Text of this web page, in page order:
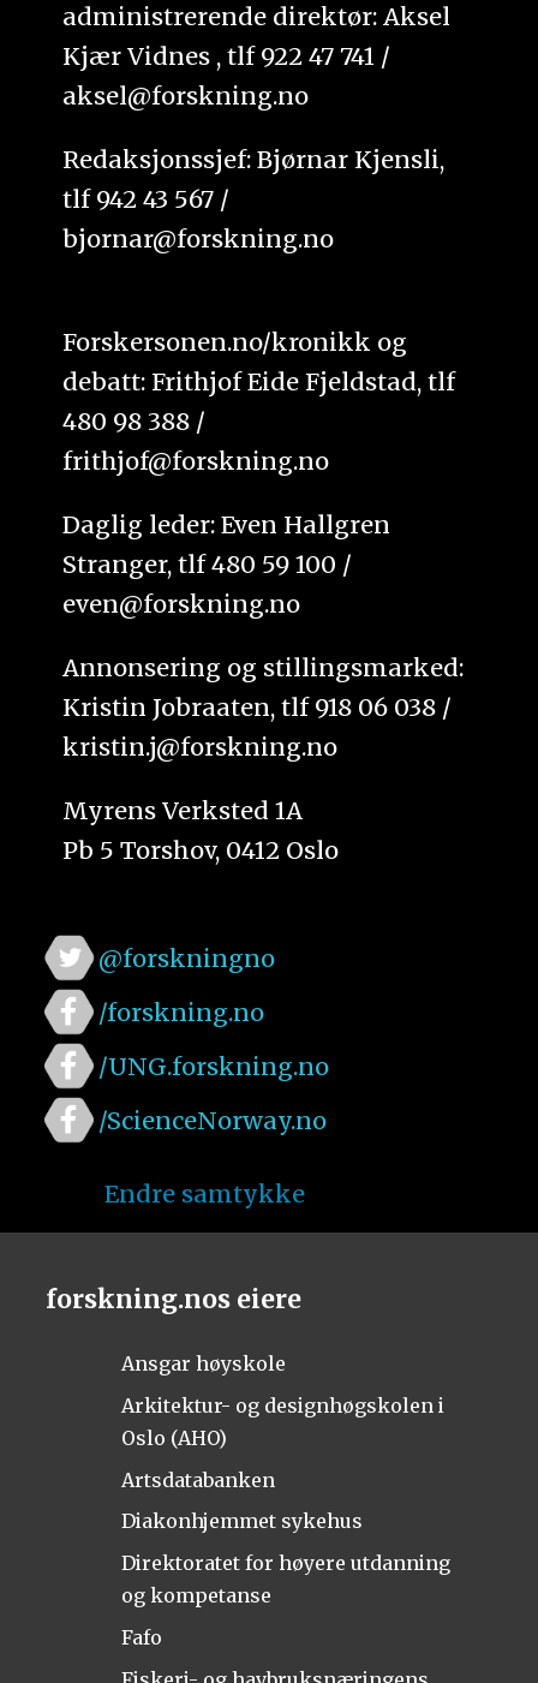
administrerende direktør: Aksel
Kjær Vidnes , tlf 922 47 741 /
aksel@forskning.no
Redaksjonssjef: Bjørnar Kjensli,
tlf 942 43 567 /
bjornar@forskning.no
Forskersonen.no/kronikk og
debatt: Frithjof Eide Fjeldstad, tlf
480 98 388 /
frithjof@forskning.no
Daglig leder: Even Hallgren
Stranger, tlf 480 59 100 /
even@forskning.no
Annonsering og stillingsmarked:
Kristin Jobraaten, tlf 918 06 038 /
kristin.j@forskning.no
Myrens Verksted 1A
Pb 5 Torshov, 0412 Oslo
@forskningno
/forskning.no
/UNG.forskning.no
/ScienceNorway.no
Endre samtykke
forskning.nos eiere
Ansgar høyskole
Arkitektur- og designhøgskolen i
Oslo (AHO)
Artsdatabanken
Diakonhjemmet sykehus
Direktoratet for høyere utdanning
og kompetanse
Fafo